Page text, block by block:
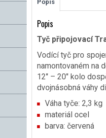
Popis
Popis
Tyč připojovací
Vodící tyč pro
namontovaném na
12″ – 20″ kolo
dvojnásobná váhy
Váha tyče: 2,3 kg
materiál ocel
barva: červená